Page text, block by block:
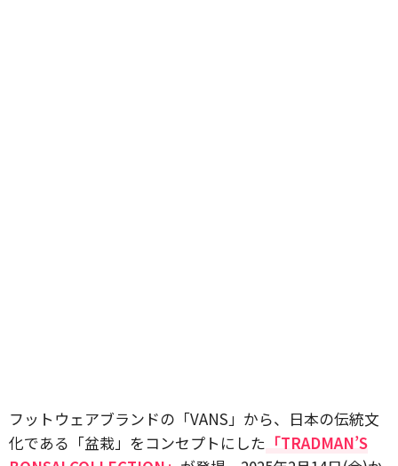
フットウェアブランドの「VANS」から、日本の伝統文
化である「盆栽」をコンセプトにした 「TRADMAN’S